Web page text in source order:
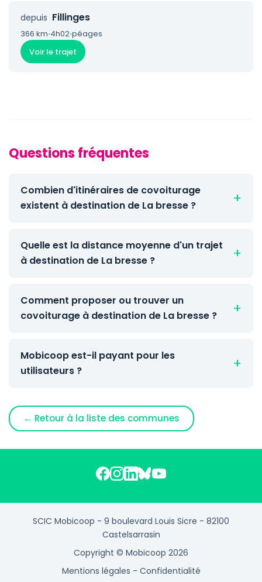
depuis Fillinges
366 km·4h02·péages
Voir le trajet
Questions fréquentes
Combien d'itinéraires de covoiturage
existent à destination de La bresse ?
Quelle est la distance moyenne d'un trajet
à destination de La bresse ?
Comment proposer ou trouver un
covoiturage à destination de La bresse ?
Mobicoop est-il payant pour les
utilisateurs ?
← Retour à la liste des communes
SCIC Mobicoop - 9 boulevard Louis Sicre - 82100
Castelsarrasin
Copyright © Mobicoop 2026
Mentions légales - Confidentialité